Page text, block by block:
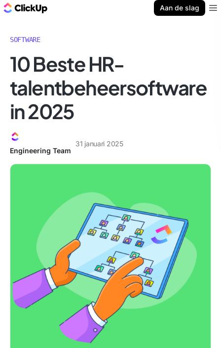
Aan de slag
SOFTWARE
10 Beste HR-
talentbeheersoftware
in 2025
Engineering Team
31 januari 2025